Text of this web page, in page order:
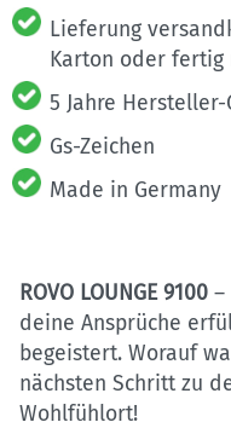
Lieferung
Karton oder
5 Jahre
Gs-Zeichen
Made in Germany
ROVO LOUNGE 9100 –
deine Ansprüche
begeistert. Worauf
nächsten Schritt zu
Wohlfühlort!